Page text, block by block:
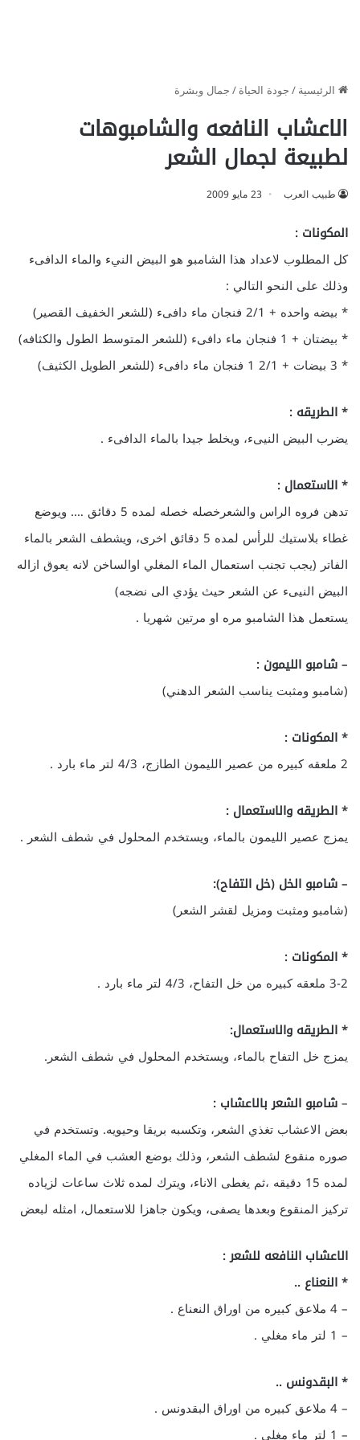
الرئيسية/جودة الحياة/جمال وبشرة
الاعشاب النافعه والشامبوهات
لطبيعة لجمال الشعر
طبيب العرب 23 مايو 2009
المكونات :
كل المطلوب لاعداد هذا الشامبو هو البيض النيء والماء الدافىء
وذلك على النحو التالي :
* بيضه واحده + 2/1 فنجان ماء دافىء (للشعر الخفيف القصير)
* بيضتان + 1 فنجان ماء دافىء (للشعر المتوسط الطول والكثافه)
* 3 بيضات + 2/1 1 فنجان ماء دافىء (للشعر الطويل الكثيف)
* الطريقه :
يضرب البيض النيىء، ويخلط جيدا بالماء الدافىء .
* الاستعمال :
تدهن فروه الراس والشعرخصله خصله لمده 5 دقائق …. ويوضع
غطاء بلاستيك للرأس لمده 5 دقائق اخرى، ويشطف الشعر بالماء
الفاتر (يجب تجنب استعمال الماء المغلي اوالساخن لانه يعوق ازاله
البيض النيىء عن الشعر حيث يؤدي الى نضجه)
يستعمل هذا الشامبو مره او مرتين شهريا .
– شامبو الليمون :
(شامبو ومثبت يناسب الشعر الدهني)
* المكونات :
2 ملعقه كبيره من عصير الليمون الطازج، 4/3 لتر ماء بارد .
* الطريقه والاستعمال :
يمزج عصير الليمون بالماء، ويستخدم المحلول في شطف الشعر .
– شامبو الخل (خل التفاح):
(شامبو ومثبت ومزيل لقشر الشعر)
* المكونات :
3-2 ملعقه كبيره من خل التفاح، 4/3 لتر ماء بارد .
* الطريقه والاستعمال:
يمزج خل التفاح بالماء، ويستخدم المحلول في شطف الشعر.
–شامبو الشعر بالاعشاب :
بعض الاعشاب تغذي الشعر، وتكسبه بريقا وحيويه. وتستخدم في
صوره منقوع لشطف الشعر، وذلك بوضع العشب في الماء المغلي
لمده 15 دقيقه ،ثم يغطى الاناء، ويترك لمده ثلاث ساعات لزياده
تركيز المنقوع وبعدها يصفى، ويكون جاهزا للاستعمال، امثله لبعض
الاعشاب النافعه للشعر :
* النعناع ..
– 4 ملاعق كبيره من اوراق النعناع .
– 1 لتر ماء مغلي .
* البقدونس ..
– 4 ملاعق كبيره من اوراق البقدونس .
– 1 لتر ماء مغلي .